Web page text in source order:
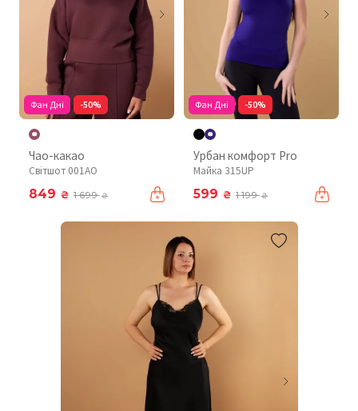
Фан Дні -50%
Чао-какао
Світшот 001AO
849 ₴ 1 699₴
Фан Дні -50%
Урбан комфорт Pro
Майка 315UP
599 ₴ 1 199₴